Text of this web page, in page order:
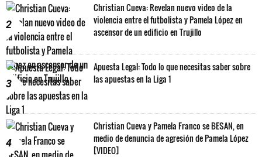
2
Christian Cueva: Revelan nuevo video de la
violencia entre el futbolista y Pamela López en
ascensor de un edificio en Trujillo
3
Apuesta Legal: Todo lo que necesitas saber sobre
las apuestas en la Liga 1
4
Christian Cueva y Pamela Franco se BESAN, en
medio de denuncia de agresión de Pamela López
[VIDEO]